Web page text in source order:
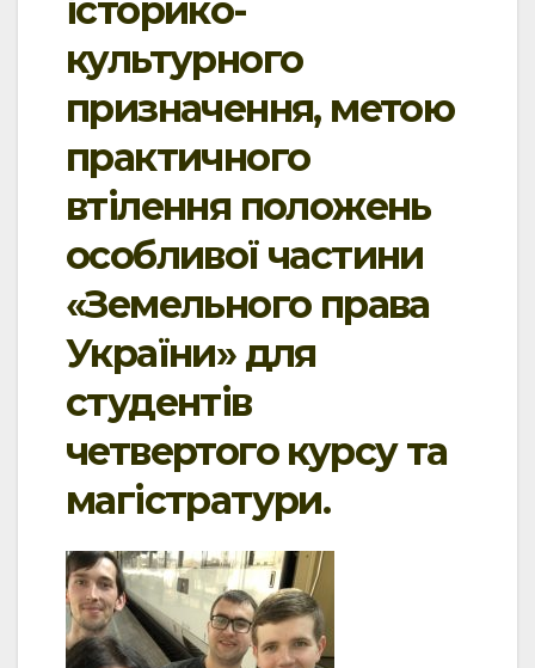
історико-
культурного
призначення, метою
практичного
втілення положень
особливої частини
«Земельного права
України» для
студентів
четвертого курсу та
магістратури.